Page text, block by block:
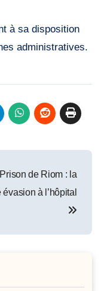
à sa disposition
administratives.
Prison de Riom : la
à l’hôpital